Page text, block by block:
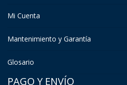
Mi Cuenta
Mantenimiento y Garantía
Glosario
PAGO Y ENVÍO